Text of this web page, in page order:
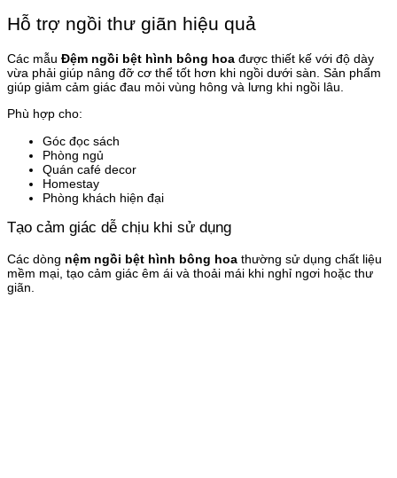
Hỗ trợ ngồi thư giãn hiệu quả
Các mẫu Đệm ngồi bệt hình bông hoa được thiết kế với độ dày
vừa phải giúp nâng đỡ cơ thể tốt hơn khi ngồi dưới sàn. Sản phẩm
giúp giảm cảm giác đau mỏi vùng hông và lưng khi ngồi lâu.
Phù hợp cho:
Góc đọc sách
Phòng ngủ
Quán café decor
Homestay
Phòng khách hiện đại
Tạo cảm giác dễ chịu khi sử dụng
Các dòng nệm ngồi bệt hình bông hoa thường sử dụng chất liệu
mềm mại, tạo cảm giác êm ái và thoải mái khi nghỉ ngơi hoặc thư
giãn.